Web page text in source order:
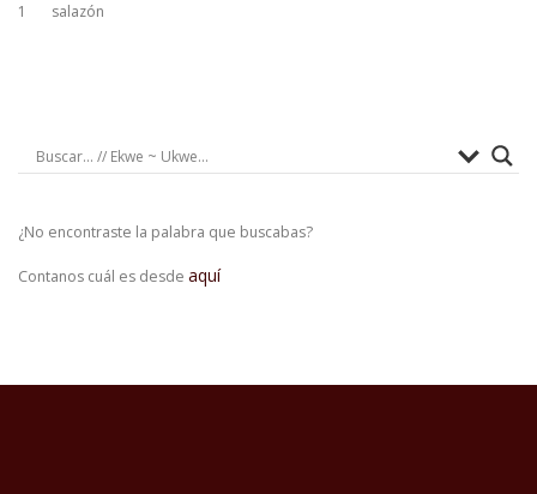
1
salazón
¿No encontraste la palabra que buscabas?
Contanos cuál es desde aquí